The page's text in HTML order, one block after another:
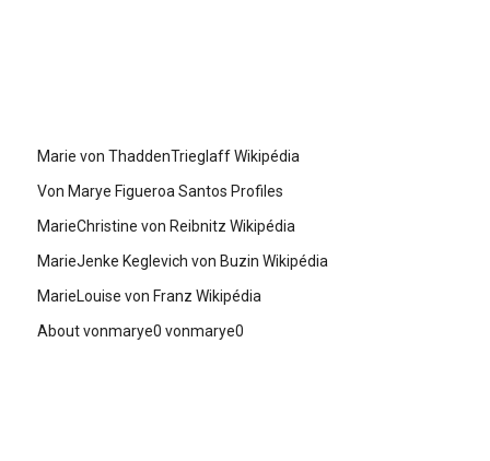
Marie von ThaddenTrieglaff Wikipédia
Von Marye Figueroa Santos Profiles
MarieChristine von Reibnitz Wikipédia
MarieJenke Keglevich von Buzin Wikipédia
MarieLouise von Franz Wikipédia
About vonmarye0 vonmarye0